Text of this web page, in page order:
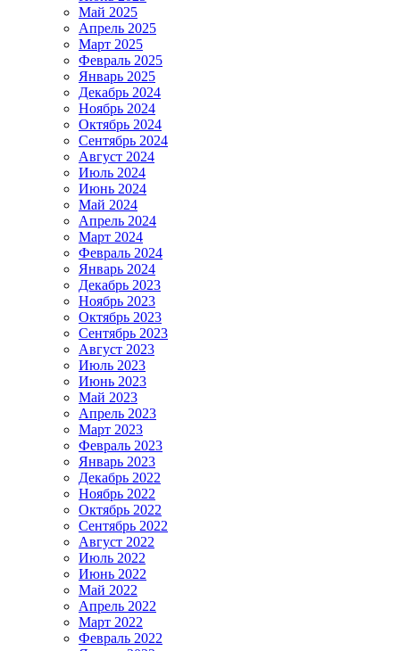
Май 2025
Апрель 2025
Март 2025
Февраль 2025
Январь 2025
Декабрь 2024
Ноябрь 2024
Октябрь 2024
Сентябрь 2024
Август 2024
Июль 2024
Июнь 2024
Май 2024
Апрель 2024
Март 2024
Февраль 2024
Январь 2024
Декабрь 2023
Ноябрь 2023
Октябрь 2023
Сентябрь 2023
Август 2023
Июль 2023
Июнь 2023
Май 2023
Апрель 2023
Март 2023
Февраль 2023
Январь 2023
Декабрь 2022
Ноябрь 2022
Октябрь 2022
Сентябрь 2022
Август 2022
Июль 2022
Июнь 2022
Май 2022
Апрель 2022
Март 2022
Февраль 2022